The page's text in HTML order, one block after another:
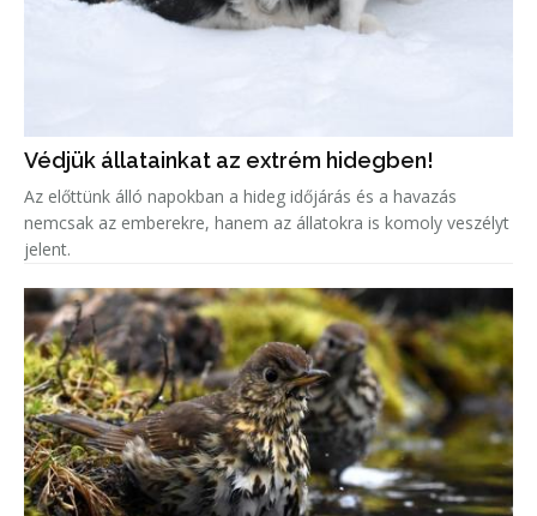
Védjük állatainkat az extrém hidegben!
Az előttünk álló napokban a hideg időjárás és a havazás
nemcsak az emberekre, hanem az állatokra is komoly veszélyt
jelent.